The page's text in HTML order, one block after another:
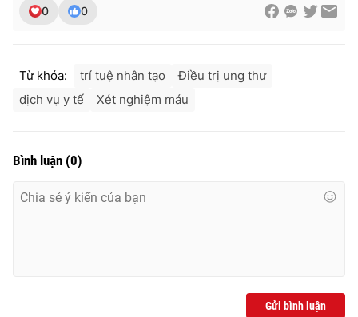
0 0
Từ khóa: trí tuệ nhân tạo
Điều trị ung thư
dịch vụ y tế
Xét nghiệm máu
Bình luận (0)
Gửi bình luận